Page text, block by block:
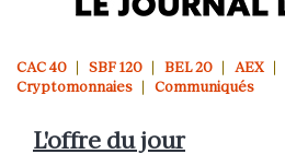
CAC 40 SBF 120 BEL 20 AEX
Cryptomonnaies
Communiqués
L'offre du jour